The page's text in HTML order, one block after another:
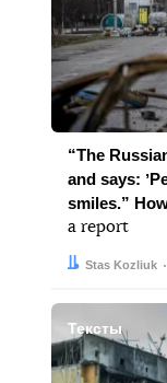
“The
and says:
smiles.”
a report
Автор:
Stas Kozliuk
Дата:
Тексты